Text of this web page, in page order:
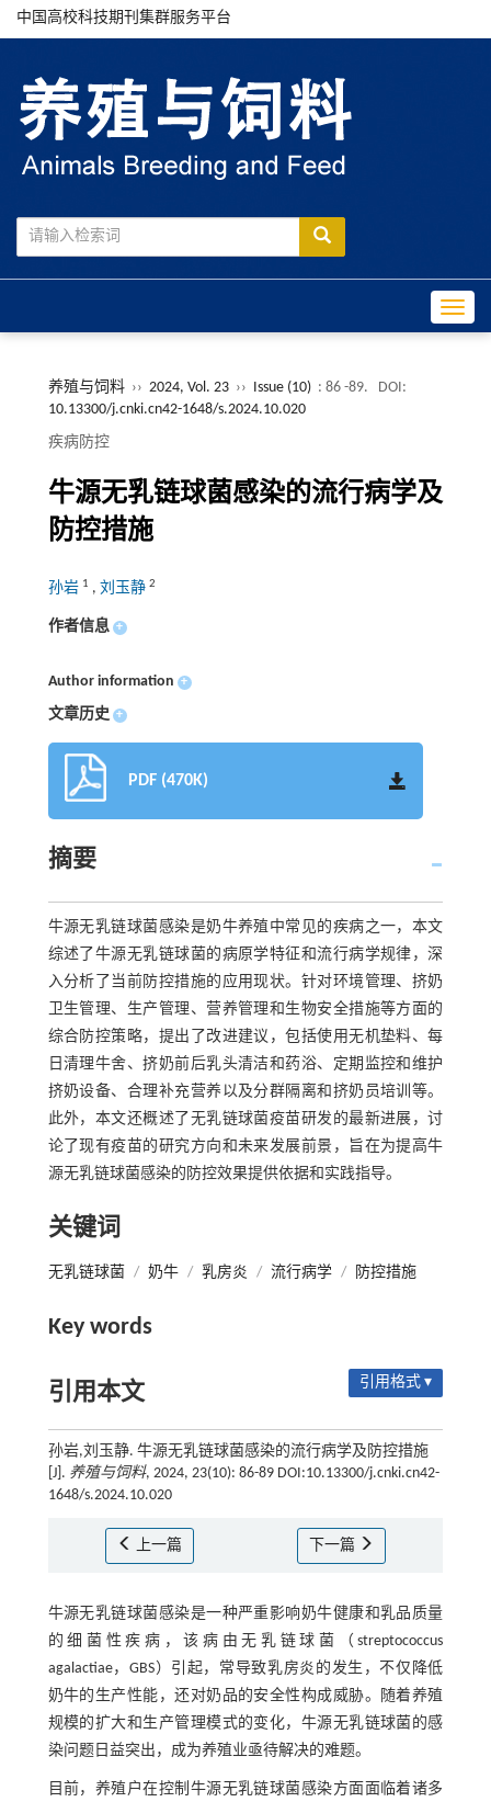
中国高校科技期刊集群服务平台
养殖与饲料 ›› 2024, Vol. 23 ›› Issue (10) : 86 -89.
DOI:
10.13300/j.cnki.cn42-1648/s.2024.10.020
疾病防控
牛源无乳链球菌感染的流行病学及
防控措施
孙岩 1 , 刘玉静 2
作者信息 +
Author information +
文章历史 +
PDF (470K)
摘要
牛源无乳链球菌感染是奶牛养殖中常见的疾病之一，本文
综述了牛源无乳链球菌的病原学特征和流行病学规律，深
入分析了当前防控措施的应用现状。针对环境管理、挤奶
卫生管理、生产管理、营养管理和生物安全措施等方面的
综合防控策略，提出了改进建议，包括使用无机垫料、每
日清理牛舍、挤奶前后乳头清洁和药浴、定期监控和维护
挤奶设备、合理补充营养以及分群隔离和挤奶员培训等。
此外，本文还概述了无乳链球菌疫苗研发的最新进展，讨
论了现有疫苗的研究方向和未来发展前景，旨在为提高牛
源无乳链球菌感染的防控效果提供依据和实践指导。
关键词
无乳链球菌 / 奶牛 / 乳房炎 / 流行病学 / 防控措施
Key words
引用本文 引用格式 ▾
孙岩,刘玉静. 牛源无乳链球菌感染的流行病学及防控措施
[J]. 养殖与饲料, 2024, 23(10): 86-89 DOI:10.13300/j.cnki.cn42-
1648/s.2024.10.020
上一篇 下一篇
牛源无乳链球菌感染是一种严重影响奶牛健康和乳品质量
的细菌性疾病，该病由无乳链球菌（streptococcus
agalactiae，GBS）引起，常导致乳房炎的发生，不仅降低
奶牛的生产性能，还对奶品的安全性构成威胁。随着养殖
规模的扩大和生产管理模式的变化，牛源无乳链球菌的感
染问题日益突出，成为养殖业亟待解决的难题。
目前，养殖户在控制牛源无乳链球菌感染方面面临着诸多